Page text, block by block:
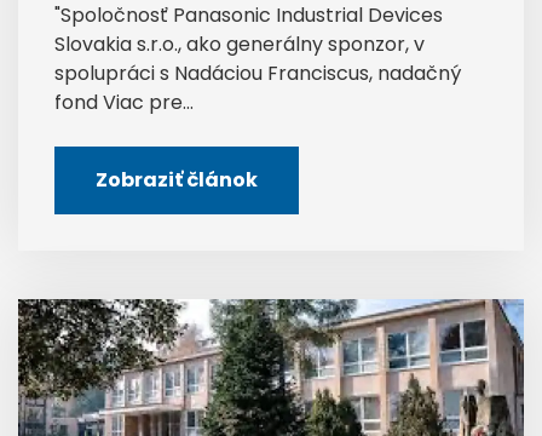
"Spoločnosť Panasonic Industrial Devices
Slovakia s.r.o., ako generálny sponzor, v
spolupráci s Nadáciou Franciscus, nadačný
fond Viac pre...
Zobraziť článok